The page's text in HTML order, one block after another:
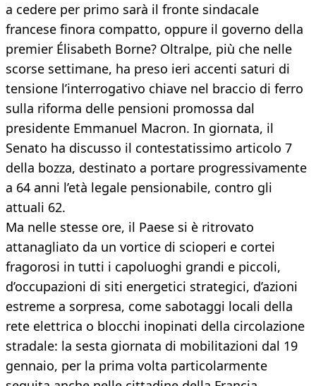
a cedere per primo sarà il fronte sindacale
francese finora compatto, oppure il governo della
premier Élisabeth Borne? Oltralpe, più che nelle
scorse settimane, ha preso ieri accenti saturi di
tensione l’interrogativo chiave nel braccio di ferro
sulla riforma delle pensioni promossa dal
presidente Emmanuel Macron. In giornata, il
Senato ha discusso il contestatissimo articolo 7
della bozza, destinato a portare progressivamente
a 64 anni l’età legale pensionabile, contro gli
attuali 62.
Ma nelle stesse ore, il Paese si è ritrovato
attanagliato da un vortice di scioperi e cortei
fragorosi in tutti i capoluoghi grandi e piccoli,
d’occupazioni di siti energetici strategici, d’azioni
estreme a sorpresa, come sabotaggi locali della
rete elettrica o blocchi inopinati della circolazione
stradale: la sesta giornata di mobilitazioni dal 19
gennaio, per la prima volta particolarmente